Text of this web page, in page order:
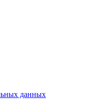
данных